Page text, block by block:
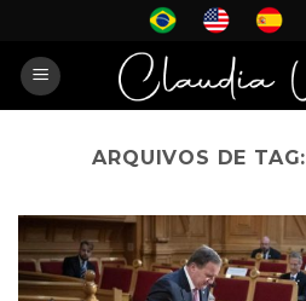
content
ARQUIVOS DE TAG: